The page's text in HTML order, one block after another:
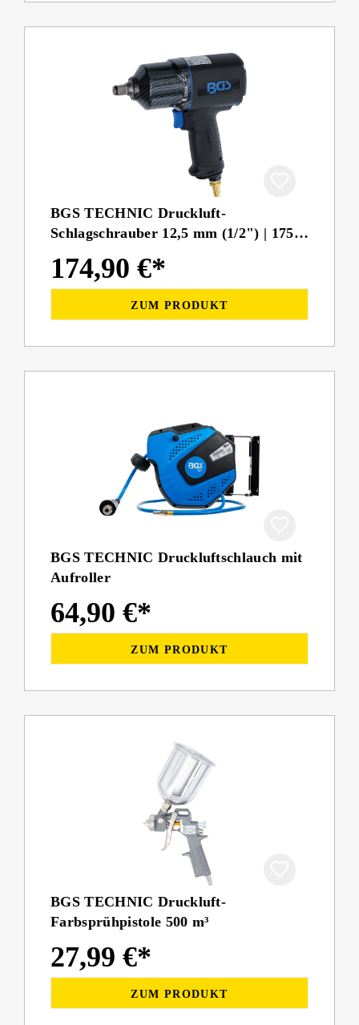
BGS TECHNIC Druckluft-
Schlagschrauber 12,5 mm (1/2") | 1756
174,90 €*
ZUM PRODUKT
BGS TECHNIC Druckluftschlauch mit
Aufroller
64,90 €*
ZUM PRODUKT
BGS TECHNIC Druckluft-
Farbsprühpistole 500 m³
27,99 €*
ZUM PRODUKT